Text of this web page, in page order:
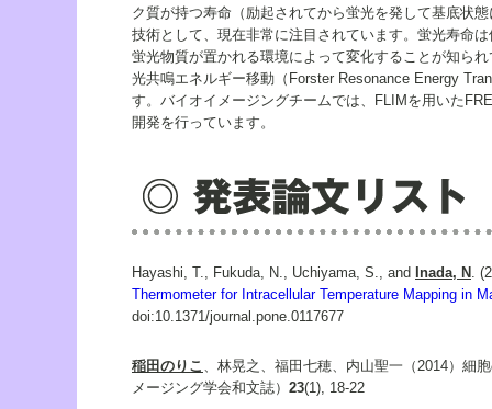
ク質が持つ寿命（励起されてから蛍光を発して基底状
技術として、現在非常に注目されています。蛍光寿命
蛍光物質が置かれる環境によって変化することが知ら
光共鳴エネルギー移動（Forster Resonance Energy
す。バイオイメージングチームでは、FLIMを用いた
開発を行っています。
Hayashi, T., Fukuda, N., Uchiyama, S., and Inada, N .
Thermometer for Intracellular Temperature Mapping in
doi:10.1371/journal.pone.0117677
稲田のりこ 、林晃之、福田七穂、内山聖一（2014）細
メージング学会和文誌） 23(1), 18-22